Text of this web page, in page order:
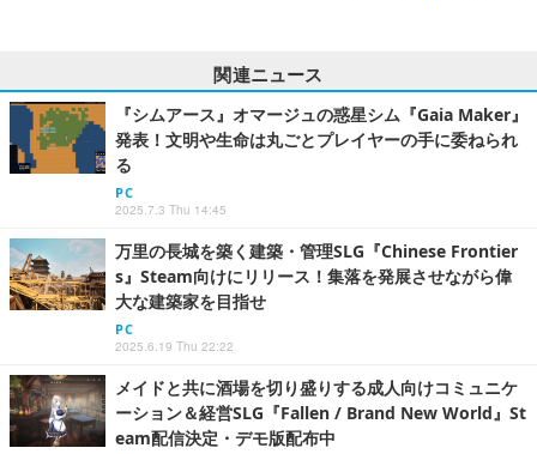
関連ニュース
『シムアース』オマージュの惑星シム『Gaia Maker』
発表！文明や生命は丸ごとプレイヤーの手に委ねられ
る
PC
2025.7.3 Thu 14:45
万里の長城を築く建築・管理SLG『Chinese Frontier
s』Steam向けにリリース！集落を発展させながら偉
大な建築家を目指せ
PC
2025.6.19 Thu 22:22
メイドと共に酒場を切り盛りする成人向けコミュニケ
ーション＆経営SLG『Fallen / Brand New World』St
eam配信決定・デモ版配布中